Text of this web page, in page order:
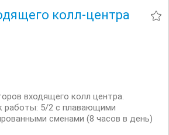
колл-центра
входящего колл центра.
работы: 5/2 с плавающими
сменами (8 часов в день)